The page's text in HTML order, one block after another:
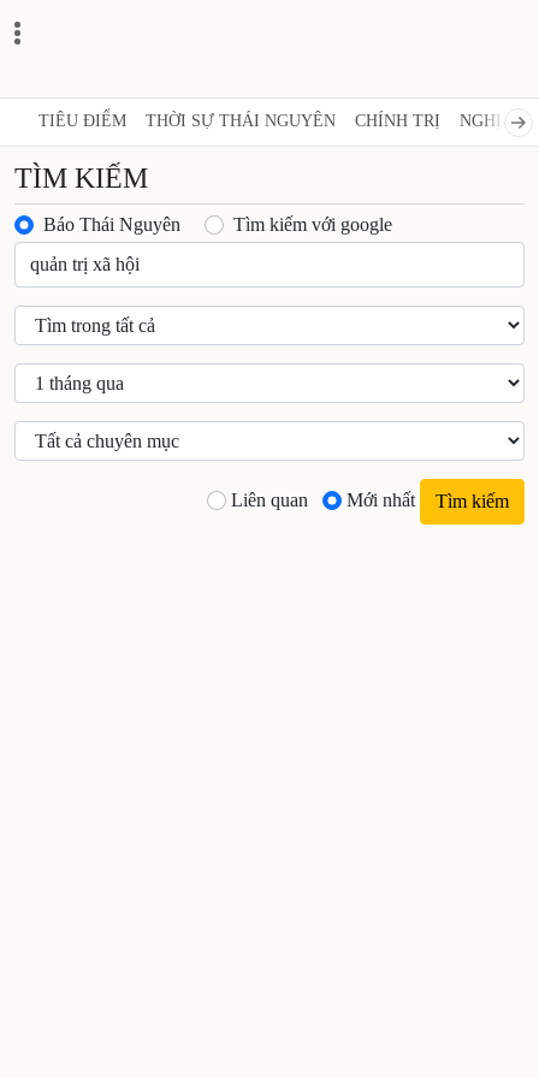
TIÊU ĐIỂM THỜI SỰ THÁI NGUYÊN CHÍNH TRỊ NGHỊ
TÌM KIẾM
Báo Thái Nguyên Tìm kiếm với google
Liên quan Mới nhất Tìm kiếm